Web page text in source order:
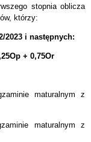
stopnia oblicza
którzy:
2023 i następnych:
+ 0,75Or
maturalnym z
maturalnym z